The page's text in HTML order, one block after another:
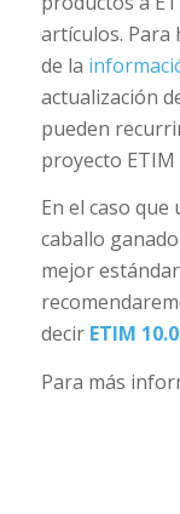
artículos. Para
de la
actualización
pueden
proyecto ETIM
En el caso
caballo
mejor
decir ETIM 10.0.
Para más